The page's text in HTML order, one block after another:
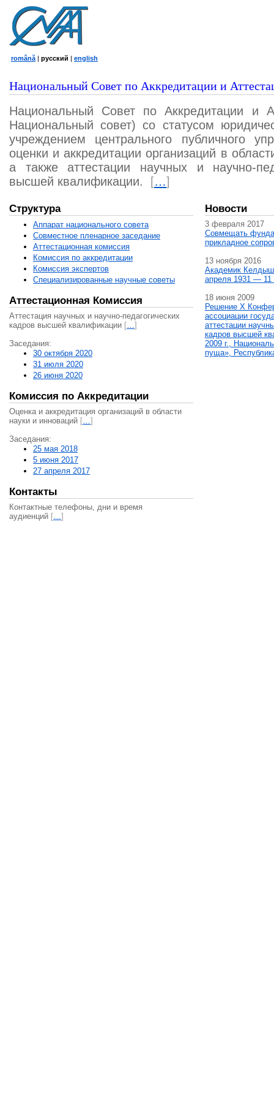
română | русский | english
Национальный Совет по Аккредитации и
Национальный Совет по Аккредитации и
Национальный совет) со статусом
учреждением центрального публичного
оценки и аккредитации организаций в
а также аттестации научных и научно-
высшей квалификации.
[…]
Структура
Аппарат национального совета
Совместное пленарное заседание
Аттестационная комисcия
Комиссия по аккредитации
Комиссия экспертов
Специализированные научные советы
Аттестационная Комиссия
Аттестация научных и научно-педагогических
кадров высшей квалификации […]
Заседания:
30 октября 2020
31 июля 2020
26 июня 2020
Комиссия по Аккредитации
Оценка и аккредитация организаций в области
науки и инноваций […]
Заседания:
25 мая 2018
5 июня 2017
27 апреля 2017
Контакты
Контактные телефоны, дни и время
аудиенций […]
Новости
3 февраля 2017
Совмещать
прикладное
13 ноября 2016
Академик
апреля 1931 — 11
18 июня 2009
Решение X
ассоциации
аттестации
кадров высшей
2009 г.,
пуща»,